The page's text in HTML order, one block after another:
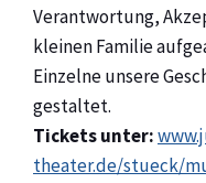
Verantwortung,
kleinen Familie
Einzelne unsere
gestaltet.
Tickets unter:
theater.de/stueck/